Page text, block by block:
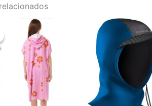
€.
precio
actual
es:
29,00 €.